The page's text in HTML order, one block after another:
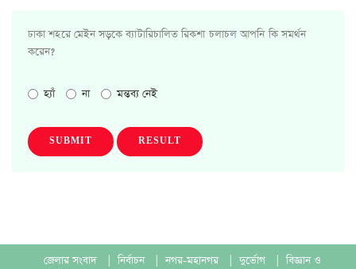
ঢাকা শহরে মেইন সড়কে ব্যাটারিচালিত রিকশা চলাচল আপনি কি সমর্থন
করেন?
হ্যাঁ না মন্তব্য নেই
SUBMIT RESULT
জেলার সংবাদ নির্বাচন নগর-মহানগর দুর্ভোগ
বিজ্ঞান ও